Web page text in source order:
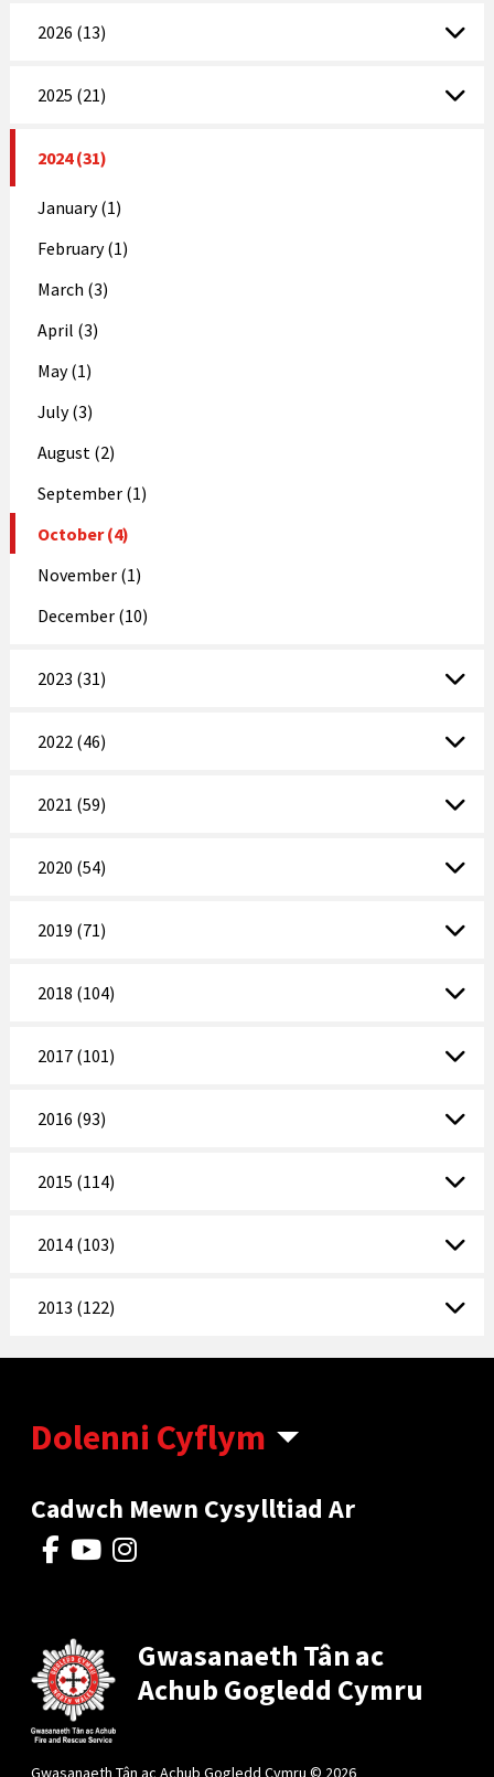
2026 (13)
2025 (21)
2024 (31)
January (1)
February (1)
March (3)
April (3)
May (1)
July (3)
August (2)
September (1)
October (4)
November (1)
December (10)
2023 (31)
2022 (46)
2021 (59)
2020 (54)
2019 (71)
2018 (104)
2017 (101)
2016 (93)
2015 (114)
2014 (103)
2013 (122)
Dolenni Cyflym
Cadwch Mewn Cysylltiad Ar
Gwasanaeth Tân ac
Achub Gogledd Cymru
Gwasanaeth Tân ac Achub Gogledd Cymru © 2026